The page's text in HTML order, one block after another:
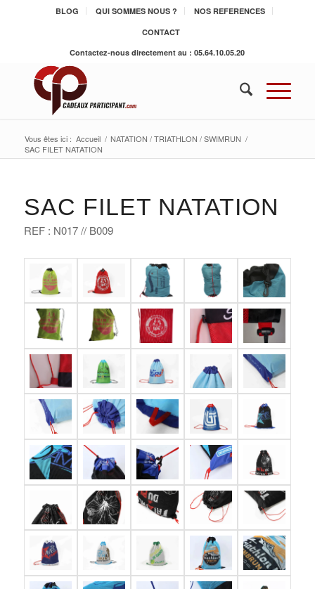
BLOG QUI SOMMES NOUS ?
NOS REFERENCES
CONTACT
Contactez-nous directement au : 05.64.10.05.20
Vous êtes ici : Accueil / NATATION / TRIATHLON / SWIMRUN /
SAC FILET NATATION
SAC FILET NATATION
REF : N017 // B009